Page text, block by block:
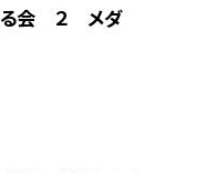
会 ２ メダ